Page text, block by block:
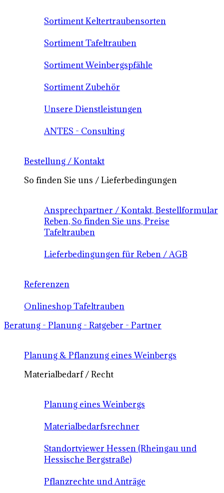
Sortiment Keltertraubensorten
Sortiment Tafeltrauben
Sortiment Weinbergspfähle
Sortiment Zubehör
Unsere Dienstleistungen
ANTES - Consulting
Bestellung / Kontakt
So finden Sie uns / Lieferbedingungen
Ansprechpartner / Kontakt, Bestellformular
Reben, So finden Sie uns, Preise
Tafeltrauben
Lieferbedingungen für Reben / AGB
Referenzen
Onlineshop Tafeltrauben
Beratung - Planung - Ratgeber - Partner
Planung & Pflanzung eines Weinbergs
Materialbedarf / Recht
Planung eines Weinbergs
Materialbedarfsrechner
Standortviewer Hessen (Rheingau und
Hessische Bergstraße)
Pflanzrechte und Anträge